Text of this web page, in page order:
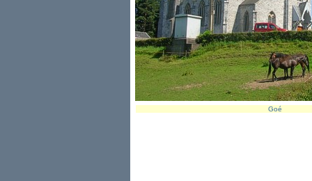
Goé